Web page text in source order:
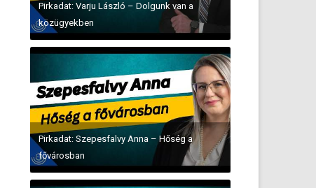
Pirkadat: Varju László – Dolgunk van a
közügyekben
Pirkadat: Szepesfalvy Anna – Hőség a
fővárosban